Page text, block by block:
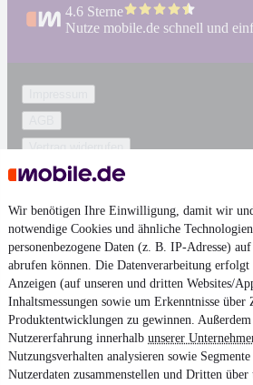
Wir benötigen Ihre Einwilligung, damit wir
notwendige Cookies und ähnliche
personenbezogene Daten (z. B. IP-Adresse)
abrufen können. Die Datenverarbeitung
Anzeigen (auf unseren und dritten Websites/
Inhaltsmessungen sowie um Erkenntnisse über
Produktentwicklungen zu gewinnen.
Nutzererfahrung innerhalb unserer
Nutzungsverhalten analysieren sowie
Nutzerdaten zusammenstellen und Dritten über
4.6 Sterne
Nutze mobile.de schnell und
Vertrag widerrufen
Datenschutz
Erklärung zur Barrierefreiheit
Report Security Vulnerability (English)
Powered by
VonAuto verkaufenüberE-Bikes
Besuche